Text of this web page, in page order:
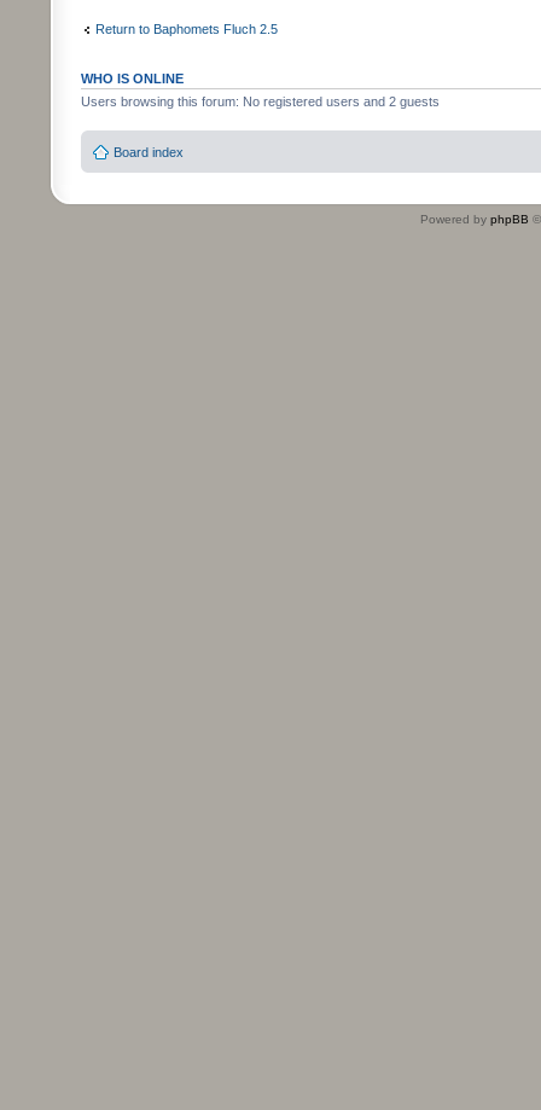
Return to Baphomets Fluch 2.5
WHO IS ONLINE
Users browsing this forum: No registered users and 2 guests
Board index
Powered by phpBB